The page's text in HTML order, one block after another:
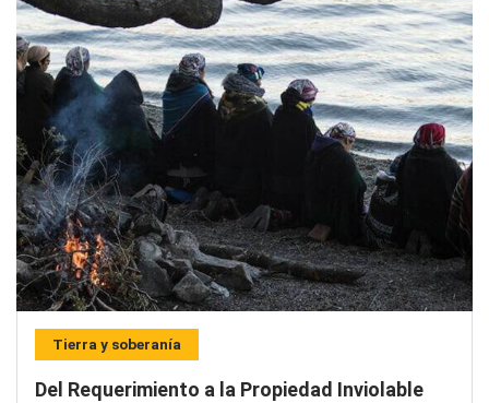
Tierra y soberanía
Del Requerimiento a la Propiedad Inviolable